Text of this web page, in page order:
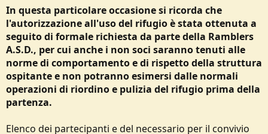
In questa particolare occasione si ricorda che
l'autorizzazione all'uso del rifugio è stata ottenuta a
seguito di formale richiesta da parte della Ramblers
A.S.D., per cui anche i non soci saranno tenuti alle
norme di comportamento e di rispetto della struttura
ospitante e non potranno esimersi dalle normali
operazioni di riordino e pulizia del rifugio prima della
partenza.
Elenco dei partecipanti e del necessario per il convivio